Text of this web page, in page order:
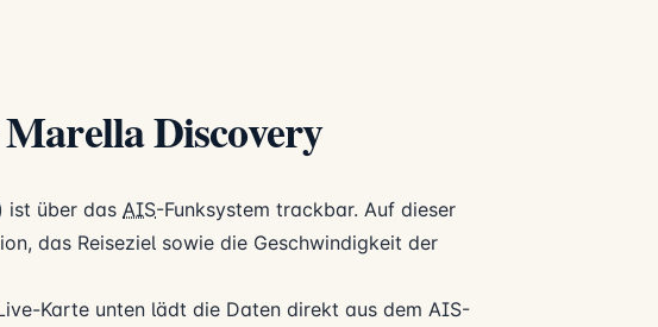
Discovery
ist über das AIS-Funksystem trackbar. Auf dieser
das Reiseziel sowie die Geschwindigkeit der
Karte unten lädt die Daten direkt aus dem AIS-